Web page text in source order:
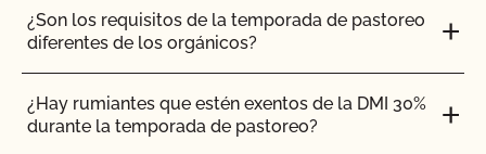
¿Cuáles son los componentes clave de un plan de
¿Qué ocurre si no estoy de acuerdo con una
¿Son los requisitos de la temporada de pastoreo
diferentes de los orgánicos?
¿Hay rumiantes que estén exentos de la DMI 30%
durante la temporada de pastoreo?